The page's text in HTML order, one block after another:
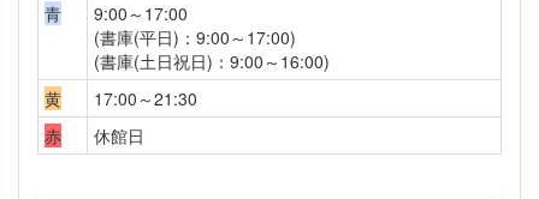
青
9:00～17:00
(書庫(平日)：9:00～17:00)
(書庫(土日祝日)：9:00～16:00)
黄
17:00～21:30
赤
休館日